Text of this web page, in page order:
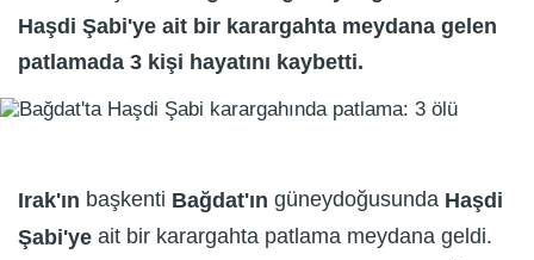
Haşdi Şabi'ye ait bir karargahta meydana gelen
patlamada 3 kişi hayatını kaybetti.
Irak'ın başkenti Bağdat'ın güneydoğusunda Haşdi
Şabi'ye ait bir karargahta patlama meydana geldi.